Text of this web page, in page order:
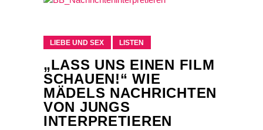
LIEBE UND SEX LISTEN
„LASS UNS EINEN FILM
SCHAUEN!“ WIE
MÄDELS NACHRICHTEN
VON JUNGS
INTERPRETIEREN